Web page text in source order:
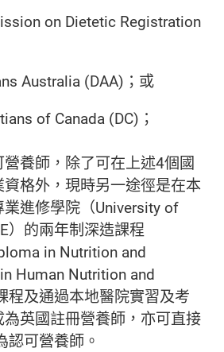
on Dietetic Registration
Australia (DAA)；或
of Canada (DC)；
養師，除了可在上述4個國
格外，現時另一途徑是在本
進修學院（University of
）的兩年制深造課程
in Nutrition and
Human Nutrition and
程及通過本地醫院實習及考
英國註冊營養師，亦可直接
認可營養師。